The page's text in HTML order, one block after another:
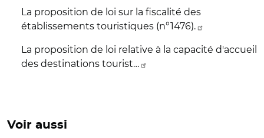
La proposition de loi sur la fiscalité des
établissements touristiques (n°1476).
La proposition de loi relative à la capacité d'accueil
des destinations tourist…
Voir aussi